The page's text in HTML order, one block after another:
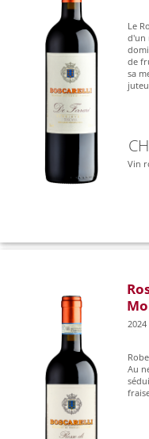
Le
d'un
de
sa
Vin
2024
Au